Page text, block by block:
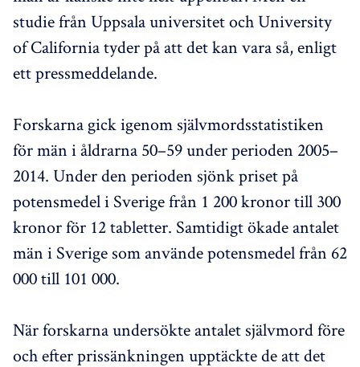
studie från Uppsala universitet och University
of California tyder på att det kan vara så, enligt
ett pressmeddelande.
Forskarna gick igenom självmordsstatistiken
för män i åldrarna 50–59 under perioden 2005–
2014. Under den perioden sjönk priset på
potensmedel i Sverige från 1 200 kronor till 300
kronor för 12 tabletter. Samtidigt ökade antalet
män i Sverige som använde potensmedel från 62
000 till 101 000.
När forskarna undersökte antalet självmord före
och efter prissänkningen upptäckte de att det